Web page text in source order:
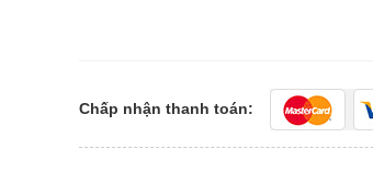
Chấp nhận thanh toán: